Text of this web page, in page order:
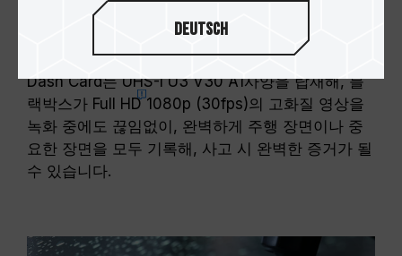
FULL HD 영상 녹화에 적합
Dash Card는UHS-I U3 V30A1사양을 탑재해, 블
랙박스가 Full HD1080p (30fps)의 고화질 영상을
녹화 중에도 끊임없이, 완벽하게 주행 장면이나 중
요한 장면을 모두 기록해, 사고 시 완벽한 증거가 될
수 있습니다.
Deutsch